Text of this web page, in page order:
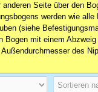
anderen Seite über den
werden wie
(siehe
Bogen mit einem
Außendurchmesser des